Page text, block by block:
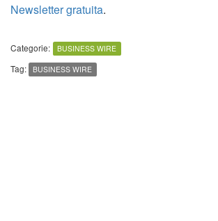
Newsletter gratuita.
Categorie: BUSINESS WIRE
Tag: BUSINESS WIRE